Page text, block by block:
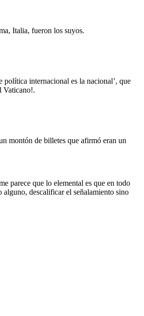
Italia, fueron los suyos.
política internacional es la nacional’, que
Vaticano!.
montón de billetes que afirmó eran un
parece que lo elemental es que en todo
alguno, descalificar el señalamiento sino